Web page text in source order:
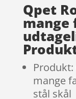
Qpet
mange
mange
stål skål